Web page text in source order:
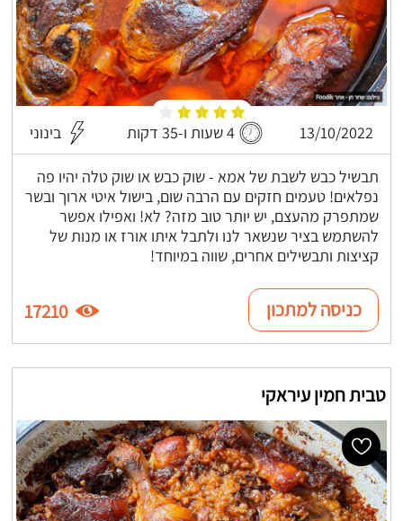
13/10/2022 4 שעות ו-35 דקות בינוני
תבשיל כבש לשבת של אמא - שוק כבש או שוק טלה יהיו פה
נפלאים! טעמים חזקים עם הרבה שום, בישול איטי ארוך ובשר
שמתפרק מהעצם, יש יותר טוב מזה? לא! ואפילו אפשר
להשתמש בציר שנשאר לנו ולתבל איתו אורז או מנות של
קציצות ותבשילים אחרים, שווה במיוחד!
כניסה למתכון 17210
טבית חמין עיראקי